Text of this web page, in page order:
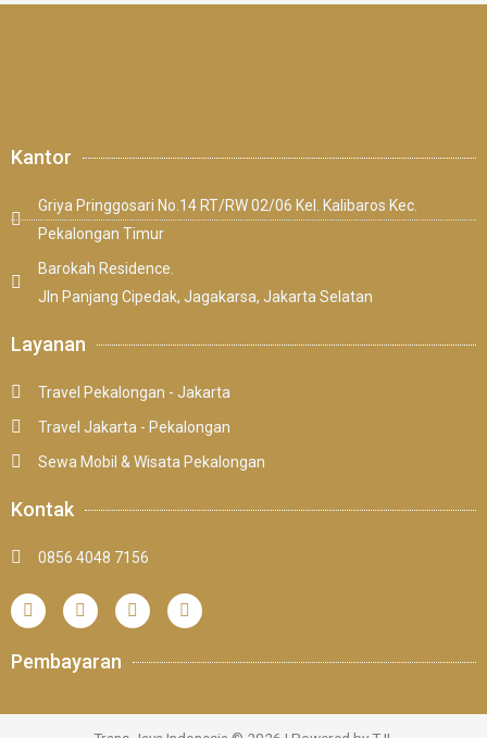
Kantor
Griya Pringgosari No.14 RT/RW 02/06 Kel. Kalibaros Kec.
Pekalongan Timur
Barokah Residence.
Jln Panjang Cipedak, Jagakarsa, Jakarta Selatan
Layanan
Travel Pekalongan - Jakarta
Travel Jakarta - Pekalongan
Sewa Mobil & Wisata Pekalongan
Kontak
0856 4048 7156
Pembayaran